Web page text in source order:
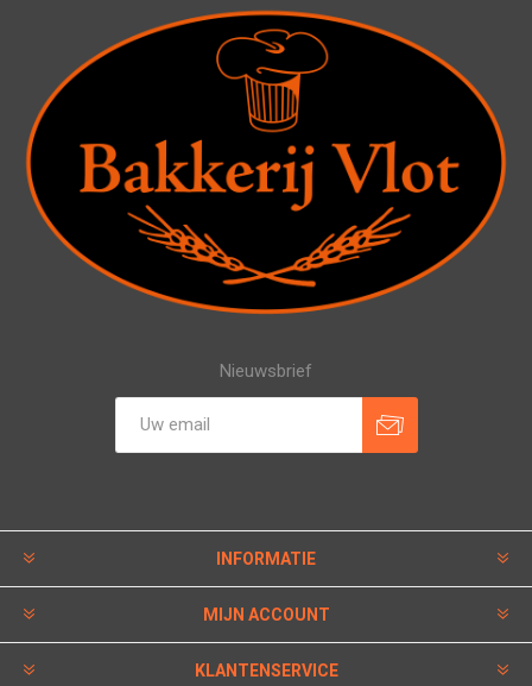
Nieuwsbrief
INFORMATIE
MIJN ACCOUNT
KLANTENSERVICE